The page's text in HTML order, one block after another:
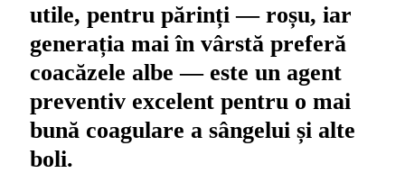
utile, pentru părinți — roșu, iar
generația mai în vârstă preferă
coacăzele albe — este un agent
preventiv excelent pentru o mai
bună coagulare a sângelui și alte
boli.